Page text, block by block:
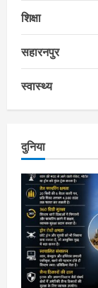
शिक्षा
सहारनपुर
स्वास्थ्य
दुनिया